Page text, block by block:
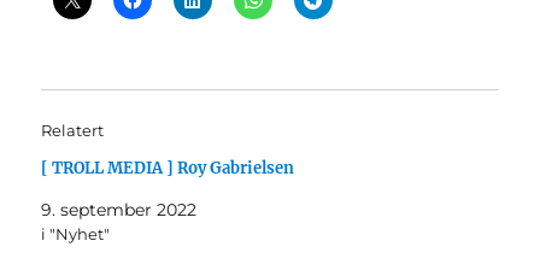
Relatert
[ TROLL MEDIA ] Roy Gabrielsen
9. september 2022
i "Nyhet"